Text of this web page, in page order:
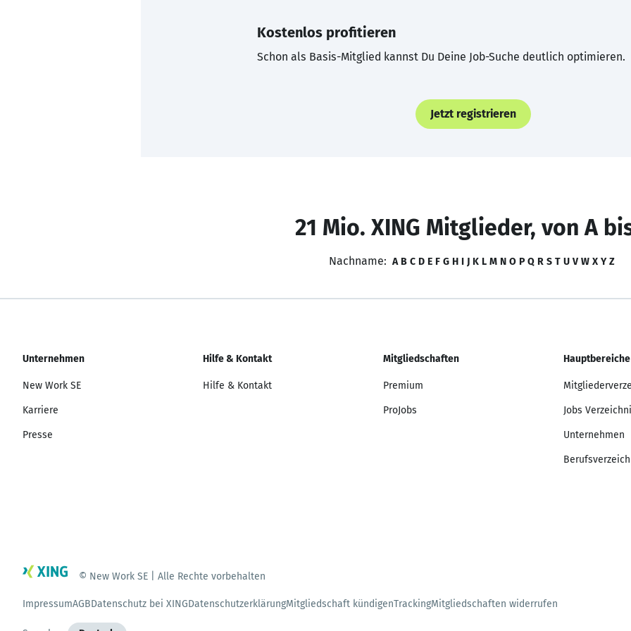
Kostenlos profitieren
Schon als Basis-Mitglied kannst Du Deine Job-Suche deutlich optimieren.
Jetzt registrieren
21 Mio. XING Mitglieder, von A
Nachname: A B C D E F G H I J K L M N O P Q R S T U V W X Y Z
Unternehmen
New Work SE
Karriere
Presse
Hilfe & Kontakt
Hilfe & Kontakt
Mitgliedschaften
Premium
ProJobs
Hauptbereiche
Jobs
Unternehmen
© New Work SE | Alle Rechte vorbehalten
ImpressumAGBDatenschutz bei XINGDatenschutzerklärungMitgliedschaft kündigenTrackingMitgliedschaften widerrufen